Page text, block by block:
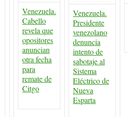
Venezuela.
Cabello
revela que
opositores
anuncian
otra fecha
para
remate de
Citgo
Venezuela.
Presidente
venezolano
denuncia
intento de
sabotaje al
Sistema
Eléctrico de
Nueva
Esparta